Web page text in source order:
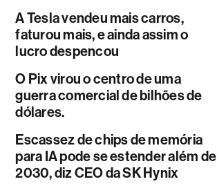
A Tesla vendeu mais carros,
faturou mais, e ainda assim o
lucro despencou
O Pix virou o centro de uma
guerra comercial de bilhões de
dólares.
Escassez de chips de memória
para IA pode se estender além de
2030, diz CEO da SK Hynix